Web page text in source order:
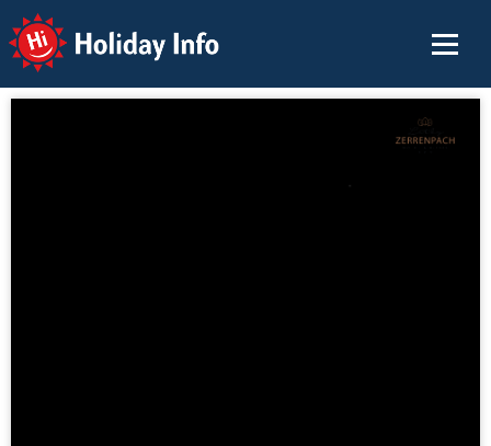
Holiday Info